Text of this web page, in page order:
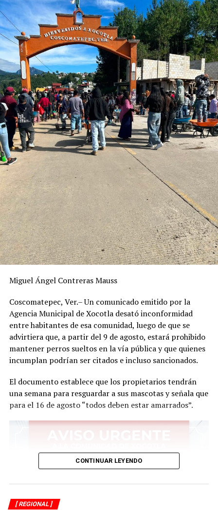
Miguel Ángel Contreras Mauss
Coscomatepec, Ver.– Un comunicado emitido por la
Agencia Municipal de Xocotla desató inconformidad
entre habitantes de esa comunidad, luego de que se
advirtiera que, a partir del 9 de agosto, estará prohibido
mantener perros sueltos en la vía pública y que quienes
incumplan podrían ser citados e incluso sancionados.
El documento establece que los propietarios tendrán
una semana para resguardar a sus mascotas y señala que
para el 16 de agosto “todos deben estar amarrados”.
CONTINUAR LEYENDO
[ REGIONAL ]